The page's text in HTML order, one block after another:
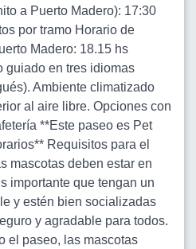
a Puerto Madero): 17:30
por tramo Horario de
Madero: 18.15 hs
guiado en tres idiomas
Ambiente climatizado
al aire libre. Opciones con
**Este paseo es Pet
Requisitos para el
mascotas deben estar en
importante que tengan un
y estén bien socializadas
y agradable para todos.
el paseo, las mascotas